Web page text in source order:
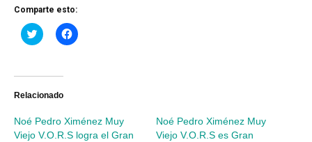
Comparte esto:
Haz
clic
Twitter
abre
ventana
nueva)
Haz
clic
ventana
nueva)
Relacionado
Noé Pedro Ximénez Muy
Viejo V.O.R.S logra el Gran
Noé Pedro Ximénez Muy
Viejo V.O.R.S es Gran